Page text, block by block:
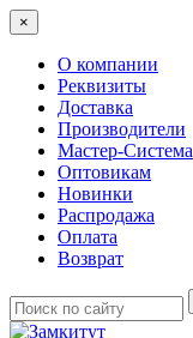
×
О компании
Реквизиты
Доставка
Производители
Мастер-Система
Оптовикам
Новинки
Распродажа
Оплата
Возврат